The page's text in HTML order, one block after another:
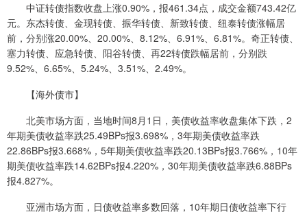
中证转债指数收盘上涨0.90%，报461.34点，成交金额743.42亿
元。东杰转债、金现转债、振华转债、新致转债、纽泰转债涨幅居
前，分别涨20.00%、20.00%、8.12%、6.91%、6.81%。奇正转债、
塞力转债、应急转债、阳谷转债、再22转债跌幅居前，分别跌
9.52%、6.65%、5.24%、3.51%、2.49%。
【海外债市】
北美市场方面，当地时间8月1日，美债收益率收盘集体下跌，2
年期美债收益率跌25.49BPs报3.698%，3年期美债收益率跌
22.86BPs报3.668%，5年期美债收益率跌20.13BPs报3.766%，10年
期美债收益率跌14.62BPs报4.220%，30年期美债收益率跌6.88BPs
报4.827%。
亚洲市场方面，日债收益率多数回落，10年期日债收益率下行